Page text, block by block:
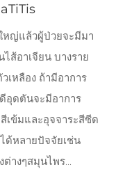
หญ่แล้วผู้ป่วยจะมีมา
ส้อาเจียน บางราย
เหลือง ถ้ามีอาการ
อุดตันจะมีอาการ
เข้มและอุจจาระสีซีด
ด้หลายปัจจัยเช่น
างๆสมุนไพร...